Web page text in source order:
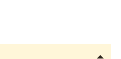
の側面に触れないようにして
用をしないでください。
れることをおすすめしま